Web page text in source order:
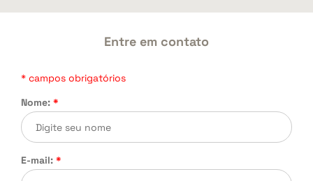
Entre em contato
* campos obrigatórios
Nome: *
E-mail: *